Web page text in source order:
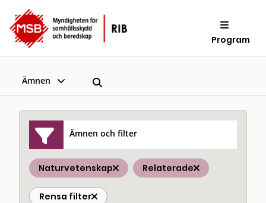
Program
Ämnen
Ämnen och filter
Naturvetenskap Relaterade
Rensa filter